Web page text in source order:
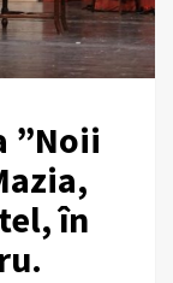
”Noii
în